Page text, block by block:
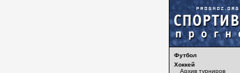
Футбол
Хоккей
Архив турниров